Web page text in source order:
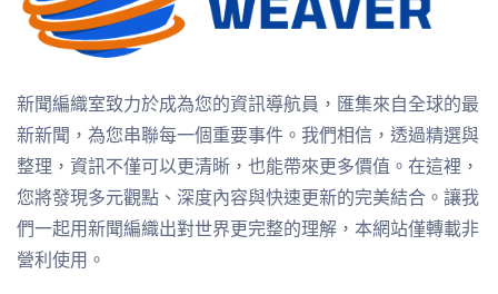
新聞編織室致力於成為您的資訊導航員，匯集來自全球的最
新新聞，為您串聯每一個重要事件。我們相信，透過精選與
整理，資訊不僅可以更清晰，也能帶來更多價值。在這裡，
您將發現多元觀點、深度內容與快速更新的完美結合。讓我
們一起用新聞編織出對世界更完整的理解，本網站僅轉載非
營利使用。